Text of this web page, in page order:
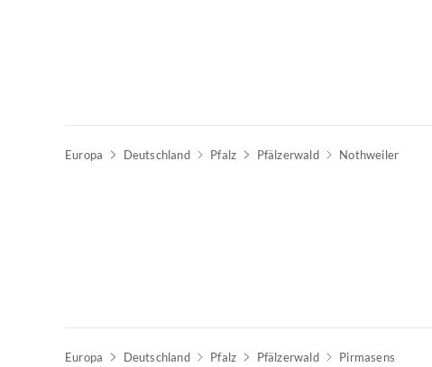
Europa Deutschland Pfalz Pfälzerwald Nothweiler
Europa Deutschland Pfalz Pfälzerwald Pirmasens